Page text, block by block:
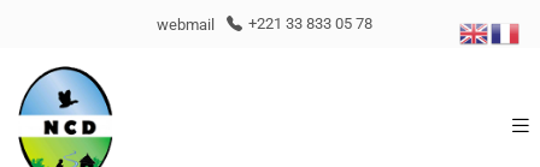
webmail +221 33 833 05 78